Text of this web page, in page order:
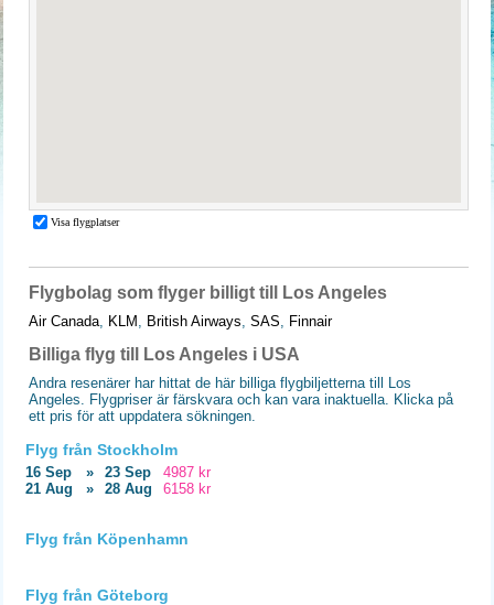
Flygbolag som flyger billigt till Los Angeles
Air Canada, KLM , British Airways, SAS, Finnair
Billiga flyg till Los Angeles i USA
Andra resenärer har hittat de här billiga flygbiljetterna till Los
Angeles. Flygpriser är färskvara och kan vara inaktuella. Klicka på
ett pris för att uppdatera sökningen.
Flyg från Stockholm
16 Sep » 23 Sep
4987 kr
21 Aug
» 28 Aug 6158 kr
Flyg från Köpenhamn
Flyg från Göteborg